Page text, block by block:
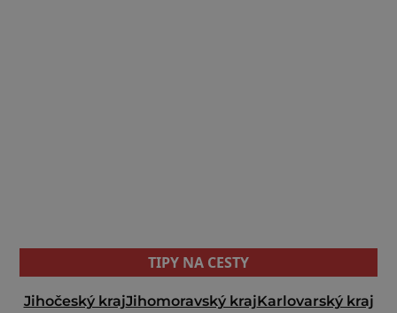
TIPY NA CESTY
Jihočeský krajJihomoravský krajKarlovarský kraj